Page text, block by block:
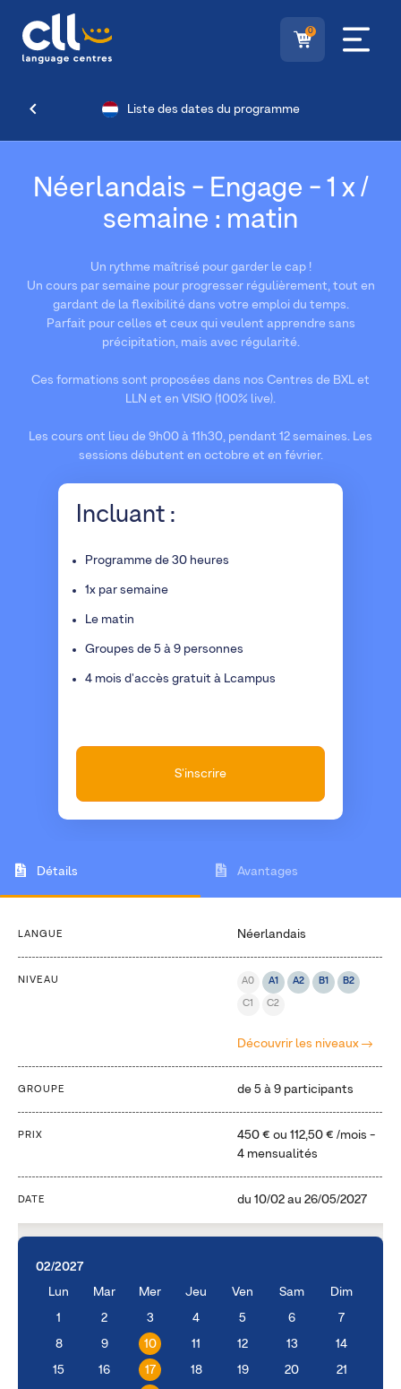
0
Liste des dates du programme
Néerlandais - Engage - 1 x /
semaine : matin
Un rythme maîtrisé pour garder le cap !
Un cours par semaine pour progresser régulièrement, tout en
gardant de la flexibilité dans votre emploi du temps.
Parfait pour celles et ceux qui veulent apprendre sans
précipitation, mais avec régularité.
Ces formations sont proposées dans nos Centres de BXL et
LLN et en VISIO (100% live).
Les cours ont lieu de 9h00 à 11h30, pendant 12 semaines. Les
sessions débutent en octobre et en février.
Incluant :
Programme de 30 heures
1x par semaine
Le matin
Groupes de 5 à 9 personnes
4 mois d'accès gratuit à Lcampus
S'inscrire
Détails Avantages
LANGUE Néerlandais
NIVEAU A0 A1 A2 B1 B2
C1 C2
Découvrir les niveaux
GROUPE de 5 à 9 participants
PRIX 450 € ou 112,50 € /mois -
4 mensualités
DATE du 10/02au 26/05/2027
02/2027
Lun
Mar Mer Jeu Ven Sam Dim
1 2 3 4 5 6 7
8 9 10 11 12 13 14
15 16 17 18 19 20 21